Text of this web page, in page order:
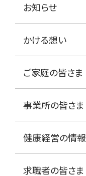
お知らせ
かける想い
ご家庭の皆さま
事業所の皆さま
健康経営の情報
求職者の皆さま